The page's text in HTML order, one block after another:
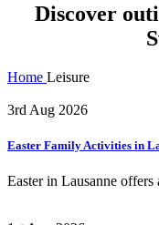
Discover
Home Leisure
3rd Aug 2026
Easter Family Activities in
Easter in Lausanne offers